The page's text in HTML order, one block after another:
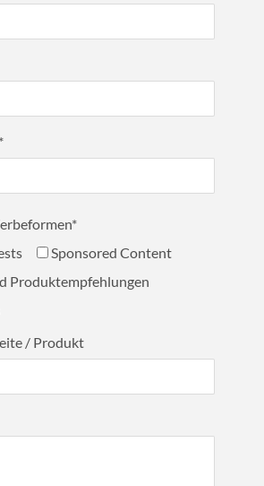
Sponsored Content
Produktempfehlungen
/ Produkt